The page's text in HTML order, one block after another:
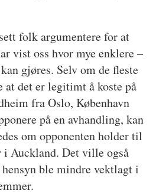
folk argumentere for at
vist oss hvor mye enklere –
gjøres. Selv om de fleste
det er legitimt å koste på
fra Oslo, København
på en avhandling, kan
om opponenten holder til
i Auckland. Det ville også
ble mindre vektlagt i